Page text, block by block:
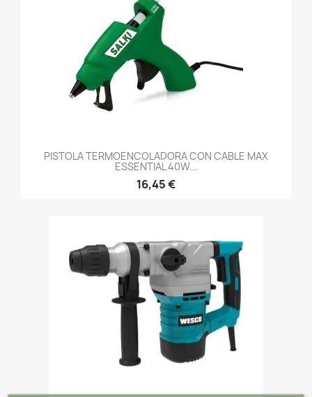
PISTOLA TERMOENCOLADORA CON CABLE MAX
ESSENTIAL 40W...
16,45 €